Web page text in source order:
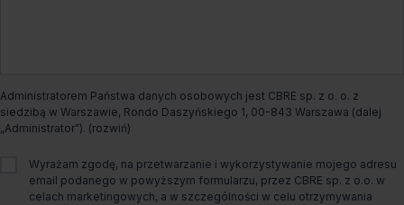
Status budynku Istniejący
Rodzaj biura Tradycyjne
Administratorem Państwa danych osobowych jest CBRE sp. z o. o. z
siedzibą w Warszawie, Rondo Daszyńskiego 1, 00-843 Warszawa (dalej
„Administrator”).
Wyrażam zgodę, na przetwarzanie i wykorzystywanie mojego adresu
email podanego w powyższym formularzu, przez CBRE sp. z o.o. w
celach marketingowych, a w szczególności w celu otrzymywania